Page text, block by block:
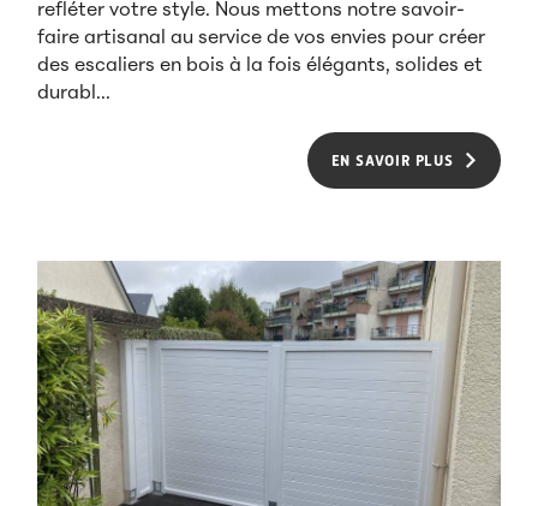
refléter votre style. Nous mettons notre savoir-
faire artisanal au service de vos envies pour créer
des escaliers en bois à la fois élégants, solides et
durabl...
EN SAVOIR PLUS